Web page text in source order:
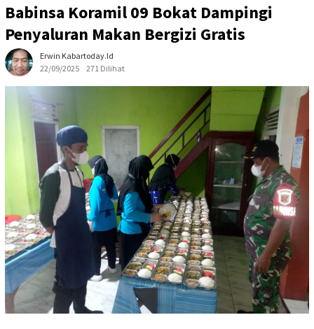
Babinsa Koramil 09 Bokat Dampingi
Penyaluran Makan Bergizi Gratis
Erwin Kabartoday.id
22/09/2025
271 Dilihat